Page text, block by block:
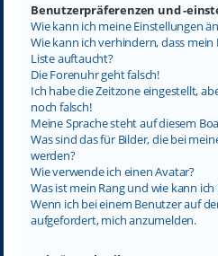
Benutzerpräferenzen und -
Wie kann ich meine Einstellungen
Wie kann ich verhindern, dass
Liste auftaucht?
Die Forenuhr geht falsch!
Ich habe die Zeitzone eingestellt,
noch falsch!
Meine Sprache steht auf diesem
Was sind das für Bilder, die bei
werden?
Wie verwende ich einen Avatar?
Was ist mein Rang und wie kann
Wenn ich bei einem Benutzer auf
aufgefordert, mich anzumelden.